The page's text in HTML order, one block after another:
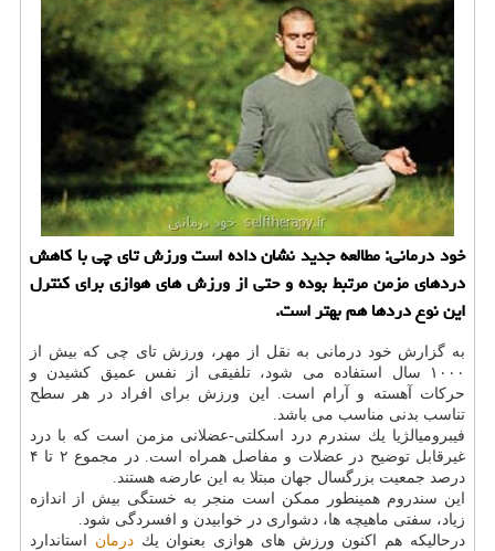
خود درمانی: مطالعه جدید نشان داده است ورزش تای چی با كاهش
دردهای مزمن مرتبط بوده و حتی از ورزش های هوازی برای كنترل
این نوع دردها هم بهتر است.
به گزارش خود درمانی به نقل از مهر، ورزش تای چی كه بیش از
۱۰۰۰ سال استفاده می شود، تلفیقی از نفس عمیق كشیدن و
حركات آهسته و آرام است. این ورزش برای افراد در هر سطح
تناسب بدنی مناسب می باشد.
فیبرومیالژیا یك سندرم درد اسكلتی-عضلانی مزمن است كه با درد
غیرقابل توضیح در عضلات و مفاصل همراه است. در مجموع ۲ تا ۴
درصد جمعیت بزرگسال جهان مبتلا به این عارضه هستند.
این سندروم همینطور ممكن است منجر به خستگی بیش از اندازه
زیاد، سفتی ماهیچه ها، دشواری در خوابیدن و افسردگی شود.
درحالیكه هم اكنون ورزش های هوازی بعنوان یكدرمان استاندارد